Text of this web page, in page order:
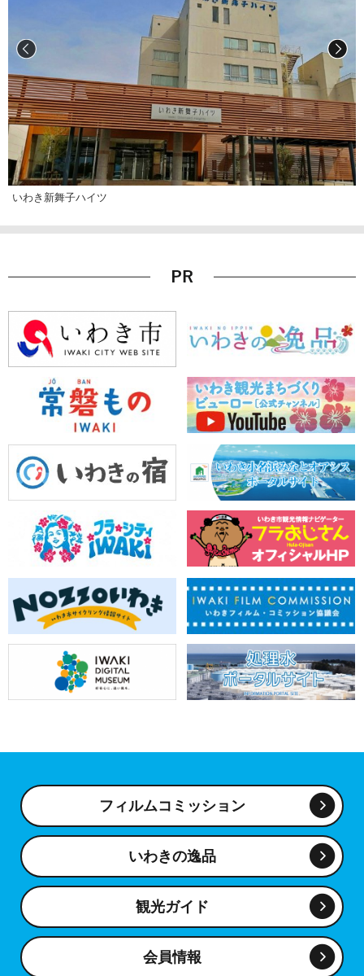
いわき新舞子ハイツ
フィルムコミッション
いわきの逸品
観光ガイド
会員情報